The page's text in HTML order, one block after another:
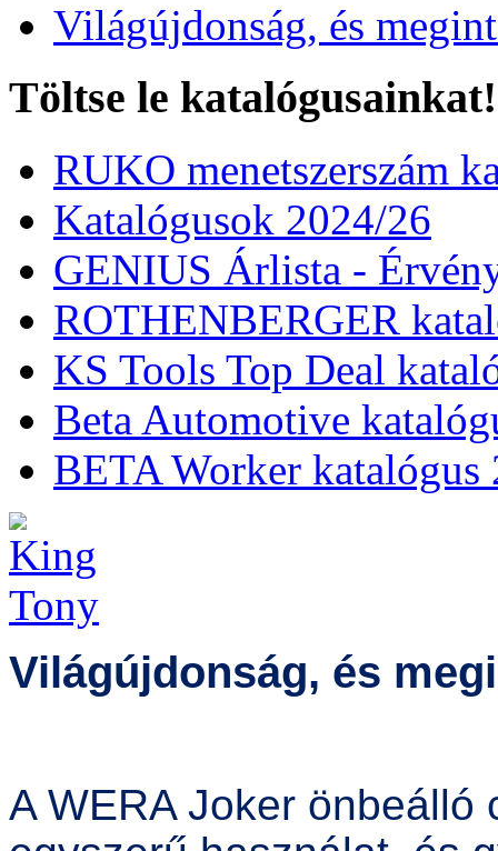
Világújdonság, és
Töltse le katalógusainkat!
RUKO menetszerszám
Katalógusok 2024/26
GENIUS Árlista -
ROTHENBERGER
KS Tools Top Deal
Beta Automotive
BETA Worker katalógus
Világújdonság, és
A WERA Joker